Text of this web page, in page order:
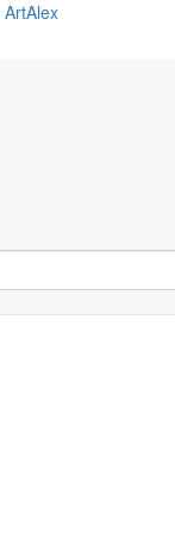
ArtAlex